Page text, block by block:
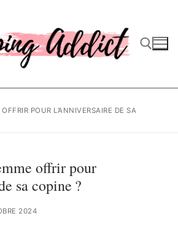
POUR L’ANNIVERSAIRE DE SA
offrir pour
sa copine ?
2024